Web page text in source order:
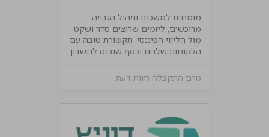
מומחית למשכנת וניהול הגבייה
מרוכשים, ליזמים שרוצים סדר ושקט
מול הליווי הפיננסי, תקשורת טובה עם
הלקוחות שלהם וכסף שנכנס לחשבון.
טרם התקבלה חוות דעת.